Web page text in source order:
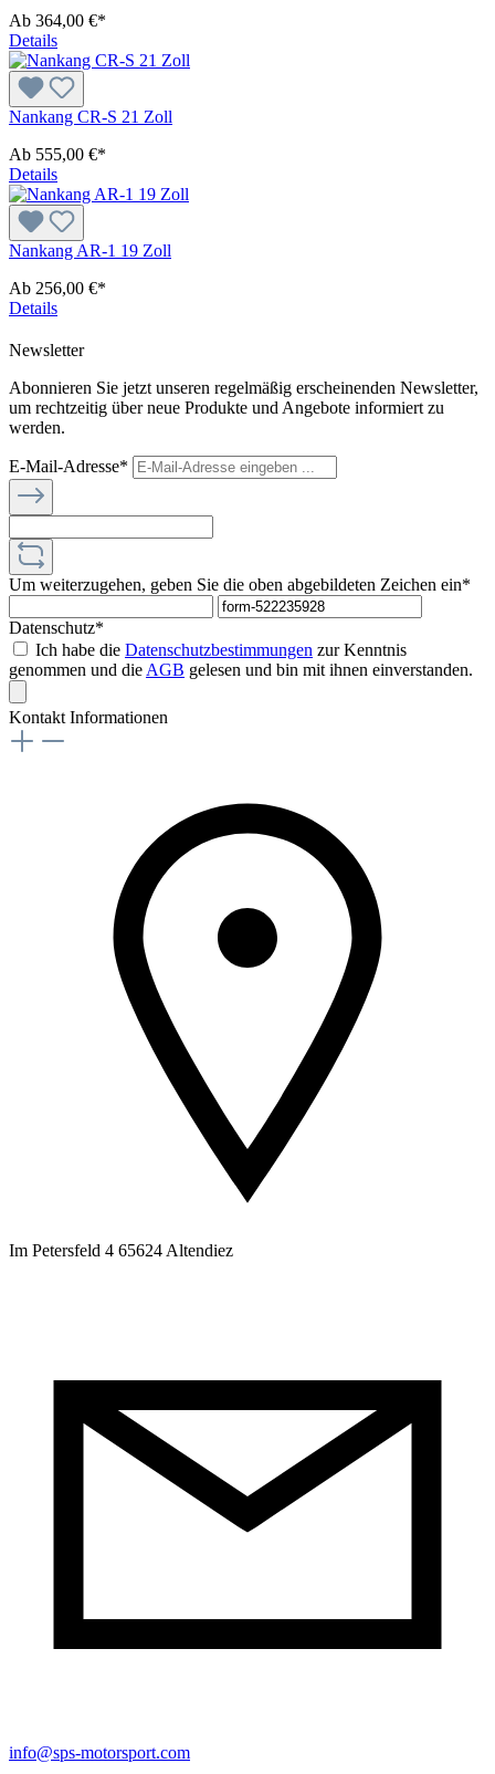
Ab 364,00 €*
Details
Nankang CR-S 21 Zoll
Ab 555,00 €*
Details
Nankang AR-1 19 Zoll
Ab 256,00 €*
Details
Newsletter
Abonnieren Sie jetzt unseren regelmäßig erscheinenden Newsletter,
um rechtzeitig über neue Produkte und Angebote informiert zu
werden.
E-Mail-Adresse*
Um weiterzugehen, geben Sie die oben abgebildeten Zeichen ein*
Datenschutz*
Ich habe die Datenschutzbestimmungen zur Kenntnis
genommen und die AGB gelesen und bin mit ihnen einverstanden.
Kontakt Informationen
Im Petersfeld 4 65624 Altendiez
info@sps-motorsport.com